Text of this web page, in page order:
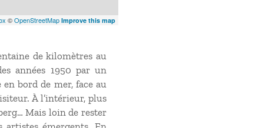
©OpenStreetMap Improve this map
de kilomètres au
années 1950 par un
bord de mer, face au
À l’intérieur, plus
Mais loin de rester